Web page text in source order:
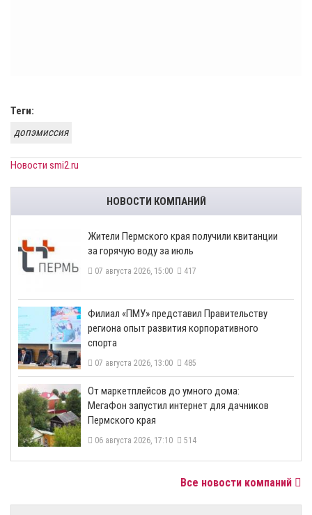
Теги:
допэмиссия
Новости smi2.ru
НОВОСТИ КОМПАНИЙ
​Жители Пермского края получили квитанции
за горячую воду за июль
07 августа 2026, 15:00 417
​Филиал «ПМУ» представил Правительству
региона опыт развития корпоративного
спорта
07 августа 2026, 13:00 485
От маркетплейсов до умного дома:
МегаФон запустил интернет для дачников
Пермского края
06 августа 2026, 17:10 514
Все новости компаний